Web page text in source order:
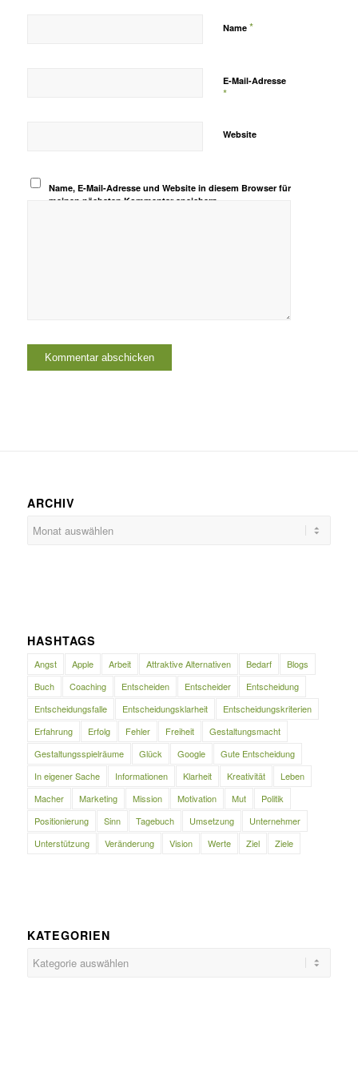
Name *
E-Mail-Adresse
*
Website
Name, E-Mail-Adresse und Website in diesem Browser für
meinen nächsten Kommentar speichern.
ARCHIV
HASHTAGS
Angst Apple Arbeit Attraktive Alternativen Bedarf
Blogs
Buch
Coaching Entscheiden Entscheider
Entscheidung
Entscheidungsfalle
Entscheidungsklarheit
Entscheidungskriterien
Erfahrung
Erfolg Fehler Freiheit
Gestaltungsmacht
Gestaltungsspielräume
Glück Google
Gute Entscheidung
In eigener Sache
Informationen Klarheit Kreativität
Leben
Macher
Marketing Mission Motivation Mut
Politik
Positionierung
Sinn Tagebuch Umsetzung
Unternehmer
Unterstützung
Veränderung Vision Werte Ziel Ziele
KATEGORIEN